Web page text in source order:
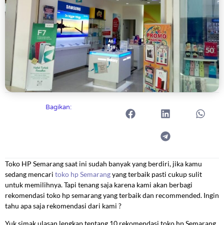
Bagikan:
Toko HP Semarang saat ini sudah banyak yang berdiri, jika kamu
sedang mencari toko hp Semarangyang terbaik pasti cukup sulit
untuk memilihnya. Tapi tenang saja karena kami akan berbagi
rekomendasi toko hp semarang yang terbaik dan recommended. Ingin
tahu apa saja rekomendasi dari kami ?